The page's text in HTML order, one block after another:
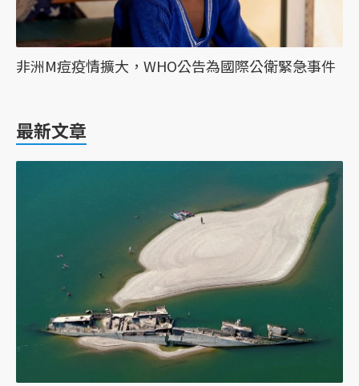
非洲M痘疫情擴大，WHO公告為國際公衛緊急事件
最新文章